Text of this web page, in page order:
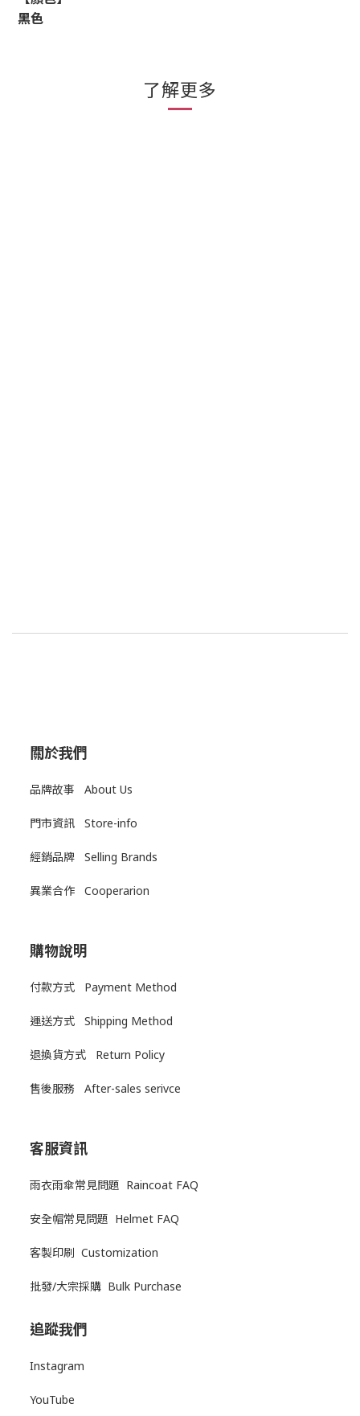
黑色
了解更多
關於我們
品牌故事 About Us
門市資訊 Store-info
經銷品牌 Selling Brands
異業合作 Cooperarion
購物說明
付款方式 Payment Method
運送方式 Shipping Method
退換貨方式 Return Policy
售後服務 After-sales serivce
客服資訊
雨衣雨傘常見問題 Raincoat FAQ
安全帽常見問題 Helmet FAQ
客製印刷 Customization
批發/大宗採購 Bulk Purchase
追蹤我們
Instagram
YouTube